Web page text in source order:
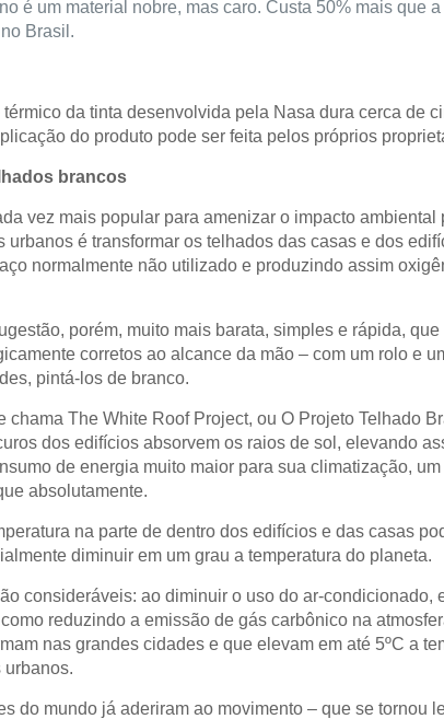
é um material nobre, mas caro. Custa 50% mais que
Brasil.
térmico da tinta desenvolvida pela Nasa dura cerca de
do produto pode ser feita pelos próprios
brancos
vez mais popular para amenizar o impacto
urbanos é transformar os telhados das casas e dos
normalmente não utilizado e produzindo assim
porém, muito mais barata, simples e rápida,
corretos ao alcance da mão – com um rolo e
pintá-los de branco.
chama The White Roof Project, ou O Projeto Telhado
dos edifícios absorvem os raios de sol, elevando
de energia muito maior para sua climatização,
absolutamente.
na parte de dentro dos edifícios e das casas
diminuir em um grau a temperatura do planeta.
consideráveis: ao diminuir o uso do ar-condicionado,
reduzindo a emissão de gás carbônico na
nas grandes cidades e que elevam em até 5ºC a
urbanos.
do mundo já aderiram ao movimento – que se tornou